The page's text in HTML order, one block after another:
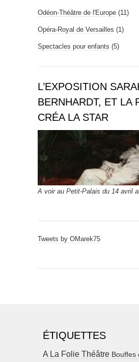
Odéon-Théâtre de l'Europe (11)
Opéra-Royal de Versailles (1)
Spectacles pour enfants (5)
L’EXPOSITION
BERNHARDT, ET LA
CRÉA LA STAR
A voir au Petit-Palais du 14 avril
Tweets by OMarek75
ÉTIQUETTES
A La Folie Théâtre Bouffes